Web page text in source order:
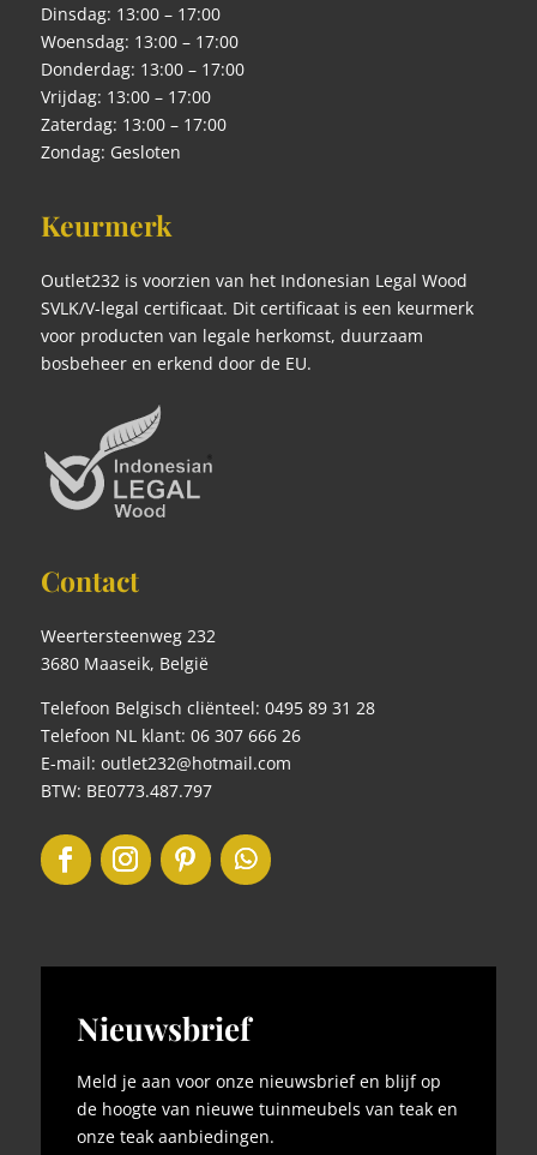
Dinsdag: 13:00 – 17:00
Woensdag: 13:00 – 17:00
Donderdag: 13:00 – 17:00
Vrijdag: 13:00 – 17:00
Zaterdag: 13:00 – 17:00
Zondag: Gesloten
Keurmerk
Outlet232 is voorzien van het Indonesian Legal Wood
SVLK/V-legal certificaat. Dit certificaat is een keurmerk
voor producten van legale herkomst, duurzaam
bosbeheer en erkend door de EU.
Contact
Weertersteenweg 232
3680 Maaseik, België
Telefoon Belgisch cliënteel: 0495 89 31 28
Telefoon NL klant: 06 307 666 26
E-mail: outlet232@hotmail.com
BTW: BE0773.487.797
Nieuwsbrief
Meld je aan voor onze nieuwsbrief en blijf op
de hoogte van nieuwe tuinmeubels van teak en
onze teak aanbiedingen.